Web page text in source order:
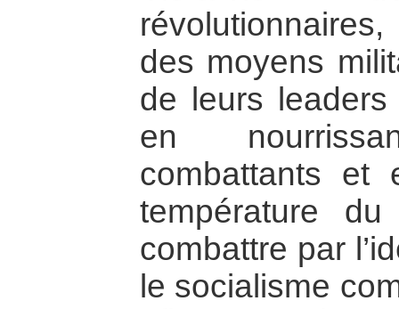
des moyens
de leurs
en
combattants et
température
combattre par
le socialisme